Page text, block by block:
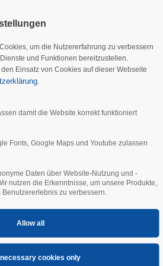
um die Nutzererfahrung zu verbessern
und Funktionen bereitzustellen.
Einsatz von Cookies auf dieser Webseite
.
damit die Website korrekt funktioniert
Fonts, Google Maps und Youtube zulassen
Daten über Website-Nutzung und -
nutzen die Erkenntnisse, um unsere Produkte,
zu verbessern.